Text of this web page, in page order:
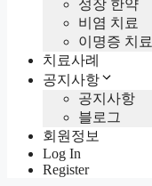
성장 한약
비염 치료
이명증 치료
치료사례
공지사항
공지사항
블로그
회원정보
Log In
Register